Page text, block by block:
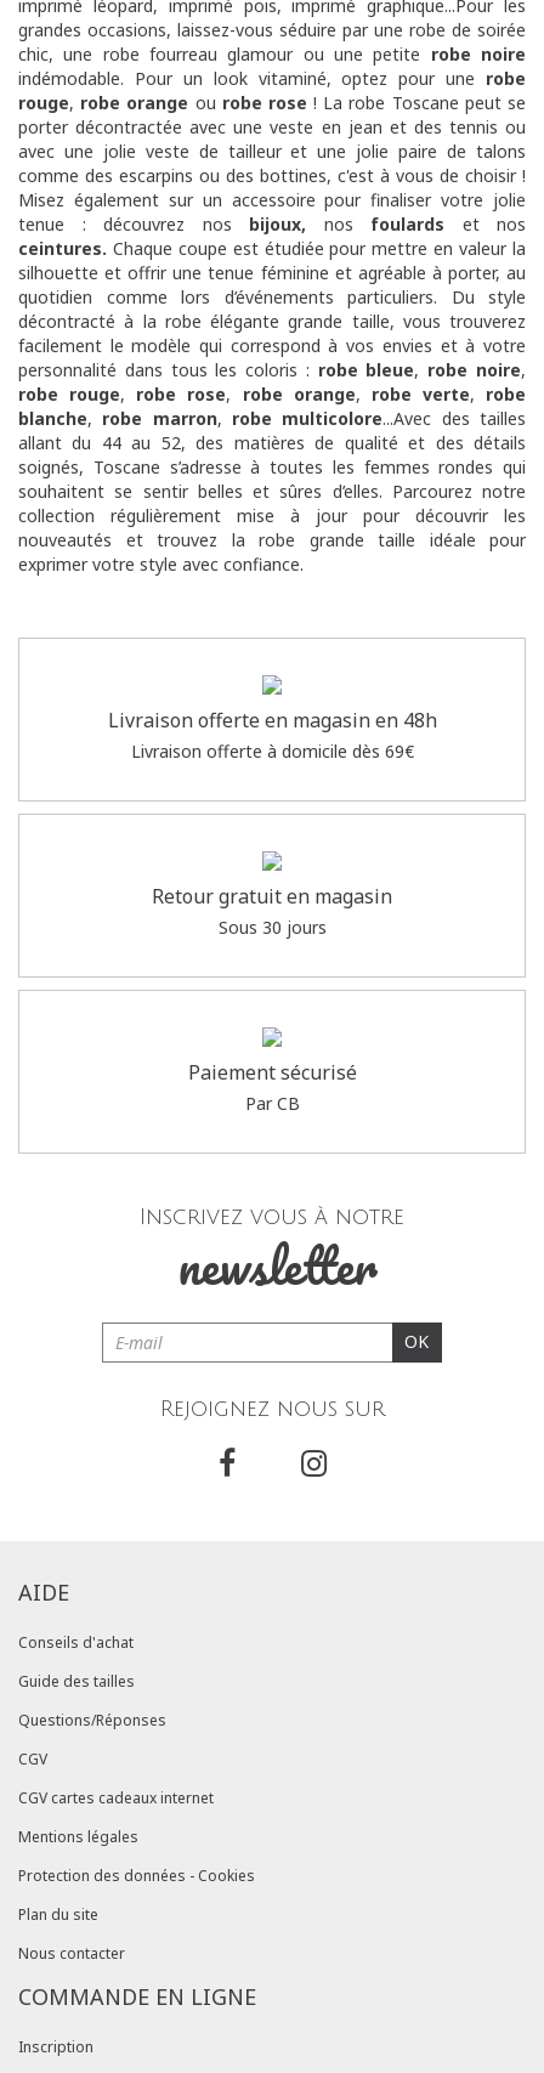
imprimé léopard, imprimé pois, imprimé graphique...Pour les
grandes occasions, laissez-vous séduire par une robe de soirée
chic, une robe fourreau glamour ou une petite robe noire
indémodable. Pour un look vitaminé, optez pour une robe
rouge, robe orange ou robe rose ! La robe Toscane peut se
porter décontractée avec une veste en jean et des tennis ou
avec une jolie veste de tailleur et une jolie paire de talons
comme des escarpins ou des bottines, c'est à vous de choisir !
Misez également sur un accessoire pour finaliser votre jolie
tenue : découvrez nos bijoux, nos foulards
et nos
ceintures. Chaque coupe est étudiée pour mettre en valeur la
silhouette et offrir une tenue féminine et agréable à porter, au
quotidien comme lors d’événements particuliers. Du style
décontracté à la robe élégante grande taille, vous trouverez
facilement le modèle qui correspond à vos envies et à votre
personnalité dans tous les coloris : robe bleue, robe noire,
robe rouge, robe rose, robe orange, robe verte, robe
blanche, robe marron, robe multicolore...Avec des tailles
allant du 44 au 52, des matières de qualité et des détails
soignés, Toscane s’adresse à toutes les femmes rondes qui
souhaitent se sentir belles et sûres d’elles. Parcourez notre
collection régulièrement mise à jour pour découvrir les
nouveautés et trouvez la robe grande taille idéale pour
exprimer votre style avec confiance.
Livraison offerte en magasin en 48h
Livraison offerte à domicile dès 69€
Retour gratuit en magasin
Sous 30 jours
Paiement sécurisé
Par CB
Inscrivez vous à notre
newsletter
OK
Rejoignez nous sur
AIDE
Conseils d'achat
Guide des tailles
Questions/Réponses
CGV
CGV cartes cadeaux internet
Mentions légales
Protection des données - Cookies
Plan du site
Nous contacter
COMMANDE EN LIGNE
Inscription